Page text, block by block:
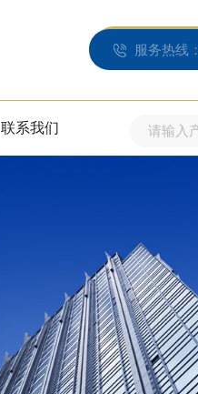
服务热线：
联系我们